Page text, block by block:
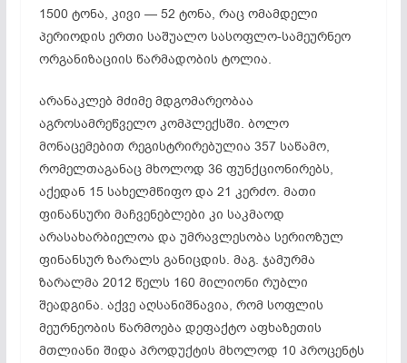
1500 ტონა, კივი — 52 ტონა, რაც ომამდელი
პერიოდის ერთი საშუალო სასოფლო-სამეურნეო
ორგანიზაციის წარმადობის ტოლია.
არანაკლებ მძიმე მდგომარეობაა
აგროსამრეწველო კომპლექსში. ბოლო
მონაცემებით რეგისტრირებულია 357 საწამო,
რომელთაგანაც მხოლოდ 36 ფუნქციონირებს,
აქედან 15 სახელმწიფო და 21 კერძო. მათი
ფინანსური მაჩვენებლები კი საკმაოდ
არასახარბიელოა და უმრავლესობა სერიოზულ
ფინანსურ ზარალს განიცდის. მაგ. ჯამურმა
ზარალმა 2012 წელს 160 მილიონი რუბლი
შეადგინა. აქვე აღსანიშნავია, რომ სოფლის
მეურნეობის წარმოება დეფაქტო აფხაზეთის
მთლიანი შიდა პროდუქტის მხოლოდ 10 პროცენტს